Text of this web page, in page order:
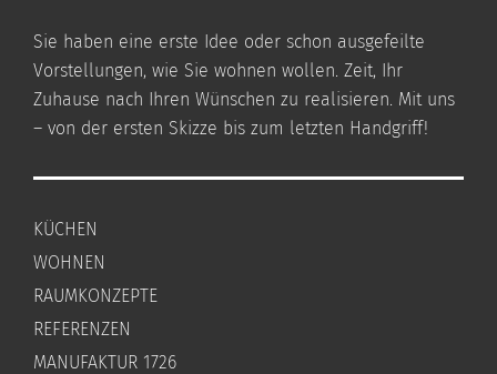
Sie haben eine erste Idee oder schon ausgefeilte
Vorstellungen, wie Sie wohnen wollen. Zeit, Ihr
Zuhause nach Ihren Wünschen zu realisieren. Mit uns
– von der ersten Skizze bis zum letzten Handgriff!
KÜCHEN
WOHNEN
RAUMKONZEPTE
REFERENZEN
MANUFAKTUR 1726